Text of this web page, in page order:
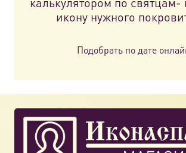
икону нужного
Подобрать по дате